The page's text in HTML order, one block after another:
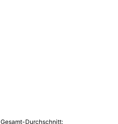
Gesamt-Durchschnitt: